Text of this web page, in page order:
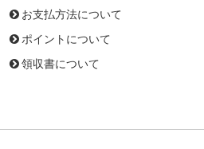
お支払方法について
ポイントについて
領収書について